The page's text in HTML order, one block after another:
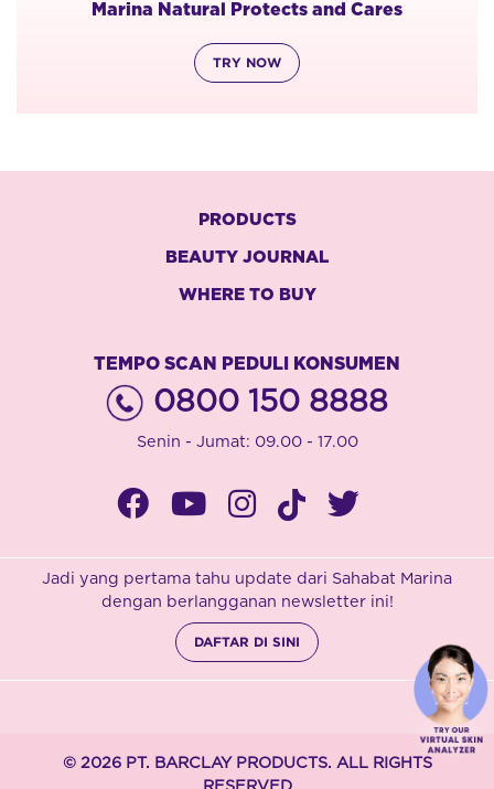
Marina Natural Protects and Cares
TRY NOW
PRODUCTS
BEAUTY JOURNAL
WHERE TO BUY
TEMPO SCAN PEDULI KONSUMEN
0800 150 8888
Senin - Jumat: 09.00 - 17.00
Jadi yang pertama tahu update dari Sahabat Marina
dengan berlangganan newsletter ini!
DAFTAR DI SINI
© 2026 PT. BARCLAY PRODUCTS. ALL RIGHTS